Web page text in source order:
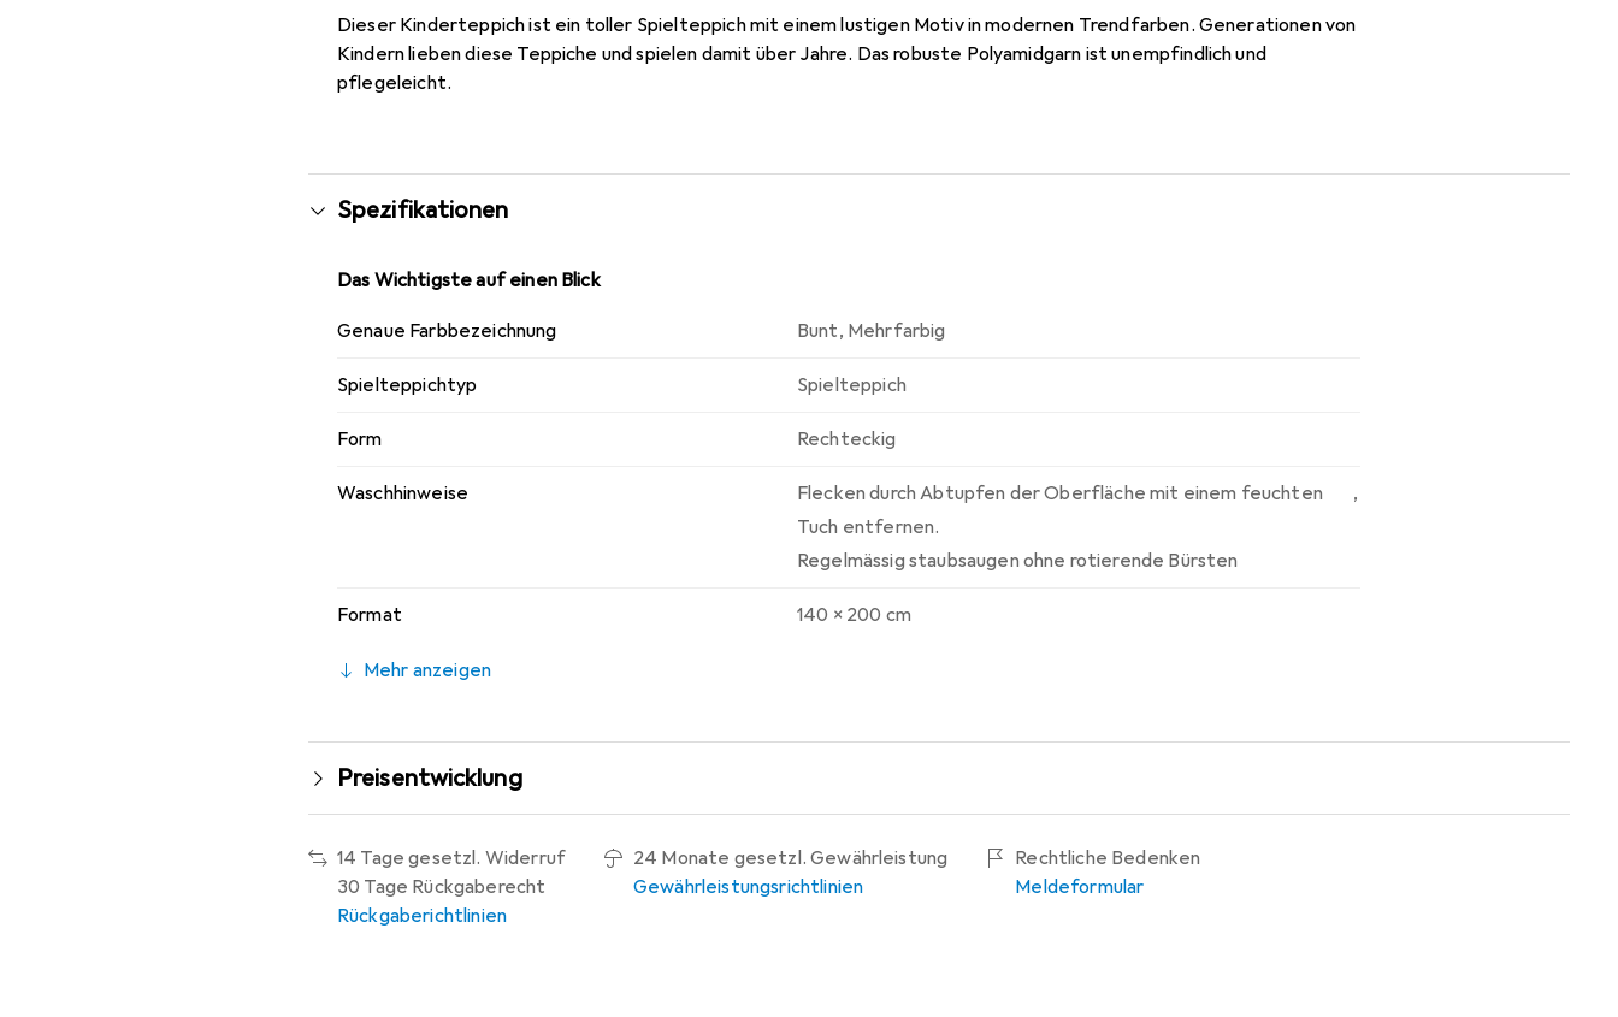
Dieser Kinderteppich ist ein toller Spielteppich mit einem lustigen Motiv in modernen Trendfarben. Generationen von
Kindern lieben diese Teppiche und spielen damit über Jahre. Das robuste Polyamidgarn ist unempfindlich und
pflegeleicht.
Spezifikationen
Das Wichtigste auf einen Blick
Genaue Farbbezeichnung Bunt, Mehrfarbig
Spielteppichtyp Spielteppich
Form Rechteckig
Waschhinweise
Flecken durch Abtupfen der Oberfläche mit einem feuchten
Tuch entfernen.
,
Regelmässig staubsaugen ohne rotierende Bürsten
Format 140 x 200 cm
Mehr anzeigen
Preisentwicklung
14 Tage gesetzl. Widerruf
30 Tage Rückgaberecht
Rückgaberichtlinien
24 Monate gesetzl. Gewährleistung
Gewährleistungsrichtlinien
Rechtliche Bedenken
Meldeformular